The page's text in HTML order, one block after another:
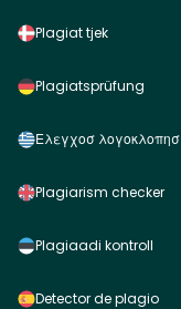
Plagiat tjek
Plagiatsprüfung
Ελεγχοσ λογοκλοπησ
Plagiarism checker
Plagiaadi kontroll
Detector de plagio